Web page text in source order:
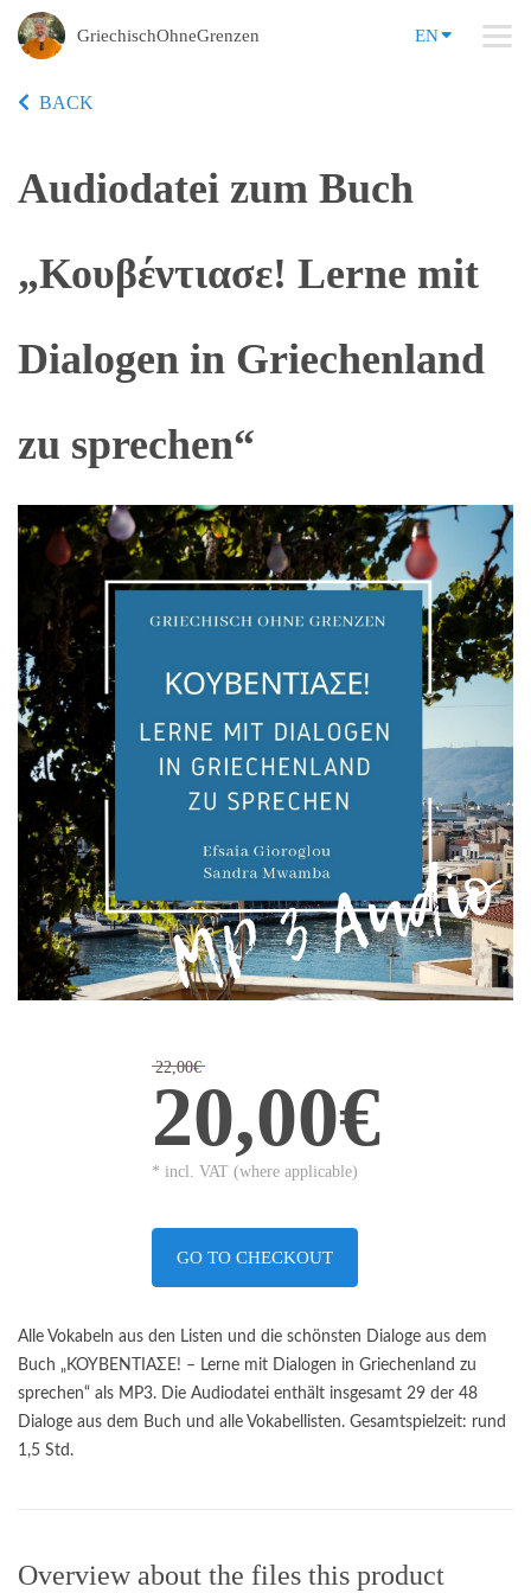
GriechischOhneGrenzen EN
BACK
Audiodatei zum Buch
„Κουβέντιασε! Lerne mit
Dialogen in Griechenland
zu sprechen“
22,00€
20,00€
* incl. VAT (where applicable)
GO TO CHECKOUT
Alle Vokabeln aus den Listen und die schönsten Dialoge aus dem
Buch „ΚΟΥΒΕΝΤΙΑΣΕ! – Lerne mit Dialogen in Griechenland zu
sprechen“ als MP3. Die Audiodatei enthält insgesamt 29 der 48
Dialoge aus dem Buch und alle Vokabellisten. Gesamtspielzeit: rund
1,5 Std.
Overview about the files this product